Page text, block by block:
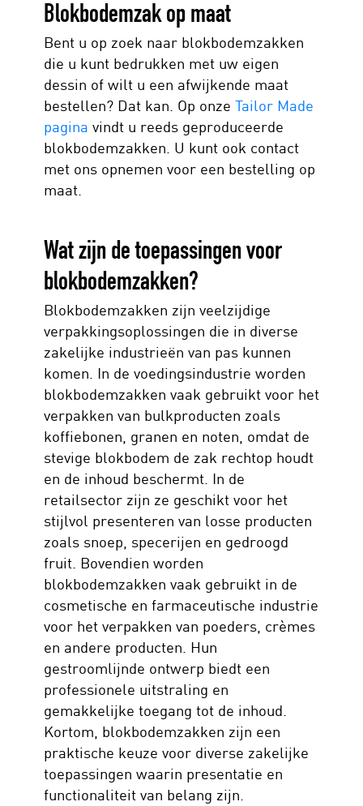
Blokbodemzak op maat
Bent u op zoek naar blokbodemzakken
die u kunt bedrukken met uw eigen
dessin of wilt u een afwijkende maat
bestellen? Dat kan. Op onze Tailor Made
pagina vindt u reeds geproduceerde
blokbodemzakken. U kunt ook contact
met ons opnemen voor een bestelling op
maat.
Wat zijn de toepassingen voor
blokbodemzakken?
Blokbodemzakken zijn veelzijdige
verpakkingsoplossingen die in diverse
zakelijke industrieën van pas kunnen
komen. In de voedingsindustrie worden
blokbodemzakken vaak gebruikt voor het
verpakken van bulkproducten zoals
koffiebonen, granen en noten, omdat de
stevige blokbodem de zak rechtop houdt
en de inhoud beschermt. In de
retailsector zijn ze geschikt voor het
stijlvol presenteren van losse producten
zoals snoep, specerijen en gedroogd
fruit. Bovendien worden
blokbodemzakken vaak gebruikt in de
cosmetische en farmaceutische industrie
voor het verpakken van poeders, crèmes
en andere producten. Hun
gestroomlijnde ontwerp biedt een
professionele uitstraling en
gemakkelijke toegang tot de inhoud.
Kortom, blokbodemzakken zijn een
praktische keuze voor diverse zakelijke
toepassingen waarin presentatie en
functionaliteit van belang zijn.